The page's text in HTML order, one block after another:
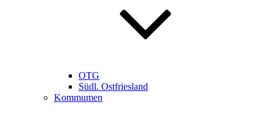
OTG
Südl. Ostfriesland
Kommumen